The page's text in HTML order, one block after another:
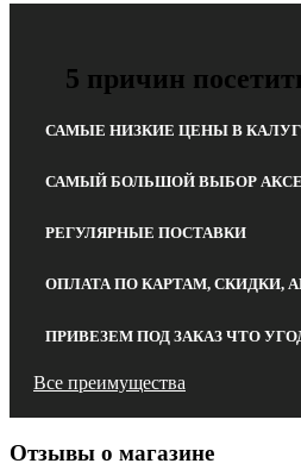
5 причин
САМЫЕ НИЗКИЕ ЦЕНЫ В
САМЫЙ БОЛЬШОЙ ВЫБОР
РЕГУЛЯРНЫЕ ПОСТАВКИ
ОПЛАТА ПО КАРТАМ, СКИДКИ,
ПРИВЕЗЕМ ПОД ЗАКАЗ ЧТО
Все преимущества
Отзывы о магазине